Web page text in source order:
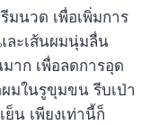
มนวด เพื่อเพิ่มการ
ละเส้นผมนุ่มลื่น
าก เพื่อลดการอุด
มในรูขุมขน รีบเป่า
น เพียงเท่านี้ก็